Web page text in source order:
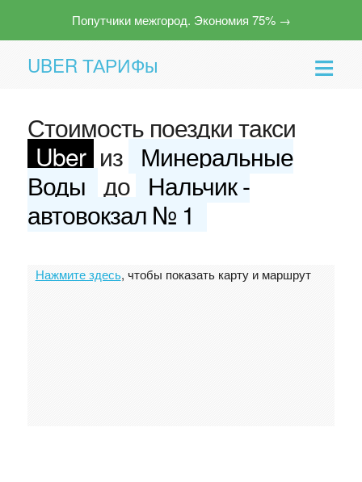
Попутчики межгород. Экономия 75% →
UBER ТАРИФы
Помощь
Стоимость поездки такси
Uber из Минеральные
Воды до Нальчик -
автовокзал № 1
Нажмите здесь, чтобы показать карту и маршрут